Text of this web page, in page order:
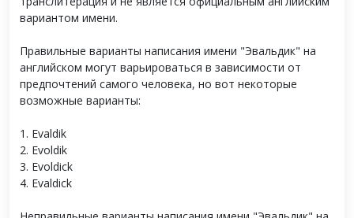
вариантом имени.
Правильные варианты написания имени "Эвальдик" на
английском могут варьироваться в зависимости от
предпочтений самого человека, но вот некоторые
возможные варианты:
1. Evaldik
2. Evoldik
3. Evoldick
4. Evaldick